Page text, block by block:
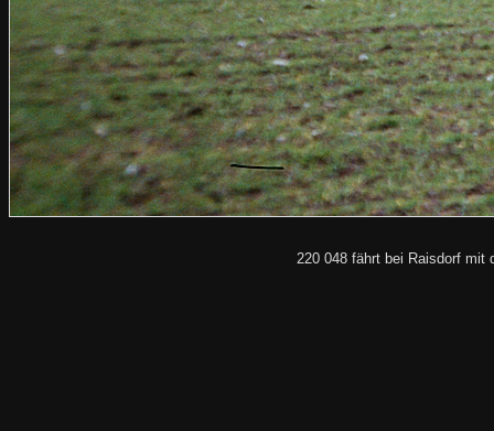
220 048 fährt bei Raisdorf mit